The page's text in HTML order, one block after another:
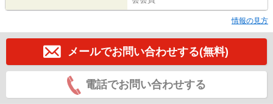
情報の見方
メールでお問い合わせする(無料)
電話でお問い合わせする